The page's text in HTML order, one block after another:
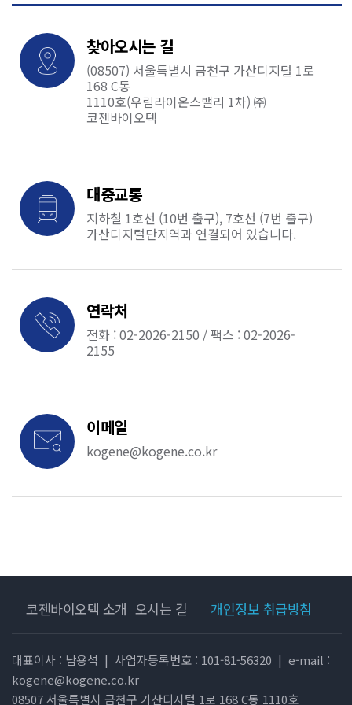
찾아오시는 길
(08507) 서울특별시 금천구 가산디지털 1로
168 C동
1110호(우림라이온스밸리 1차) ㈜
코젠바이오텍
대중교통
지하철 1호선 (10번 출구), 7호선 (7번 출구)
가산디지털단지역과 연결되어 있습니다.
연락처
전화 : 02-2026-2150 / 팩스 : 02-2026-
2155
이메일
kogene@kogene.co.kr
코젠바이오텍 소개 오시는 길 개인정보 취급방침
대표이사 : 남용석 | 사업자등록번호 : 101-81-56320 | e-mail :
kogene@kogene.co.kr
08507 서울특별시 금천구 가산디지털 1로 168 C동 1110호